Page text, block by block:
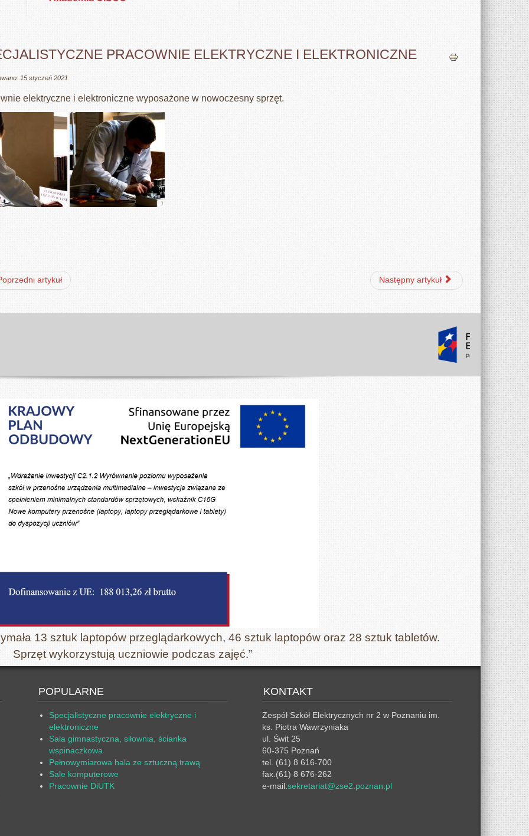
PRACOWNIE ELEKTRYCZNE I ELEKTRONICZNE
15 styczeń 2021
elektryczne i elektroniczne wyposażone w nowoczesny sprzęt.
artykuł Następny artykuł
13 sztuk laptopów przeglądarkowych, 46 sztuk laptopów oraz 28 sztuk tabletów.
Sprzęt wykorzystują uczniowie podczas zajęć.”
POPULARNE
Specjalistyczne pracownie elektryczne i
elektroniczne
Sala gimnastyczna, siłownia, ścianka
wspinaczkowa
Pełnowymiarowa hala ze sztuczną trawą
Sale komputerowe
Pracownie DiUTK
KONTAKT
Zespół Szkół Elektrycznych nr 2 w Poznaniu im.
ks. Piotra Wawrzyniaka
ul. Świt 25
60-375 Poznań
tel. (61) 8 616-700
fax.(61) 8 676-262
e-mail:sekretariat@zse2.poznan.pl